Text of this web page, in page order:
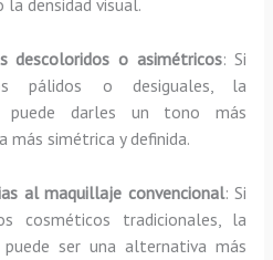
densidad visual.
descoloridos o asimétricos: Si
pálidos o desiguales, la
puede darles un tono más
más simétrica y definida.
al maquillaje convencional: Si
cosméticos tradicionales, la
puede ser una alternativa más